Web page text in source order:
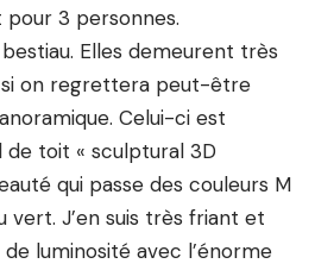
pour 3 personnes.
Elles demeurent très
on regrettera peut-être
Celui-ci est
toit « sculptural 3D
qui passe des couleurs M
vert. J’en suis très friant et
luminosité avec l’énorme